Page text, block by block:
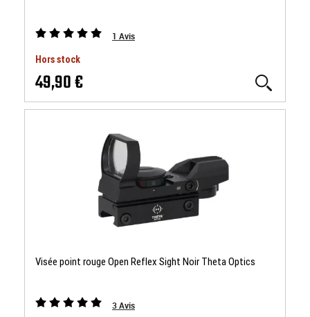
1 Avis
Hors stock
49,90 €
Visée point rouge Open Reflex Sight Noir Theta Optics
3Avis